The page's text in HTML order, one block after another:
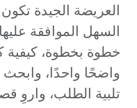
العريضة الجيدة
السهل الموافقة
خطوة بخطوة، كيفية
واضحًا واحدًا،
تلبية الطلب، واروِ